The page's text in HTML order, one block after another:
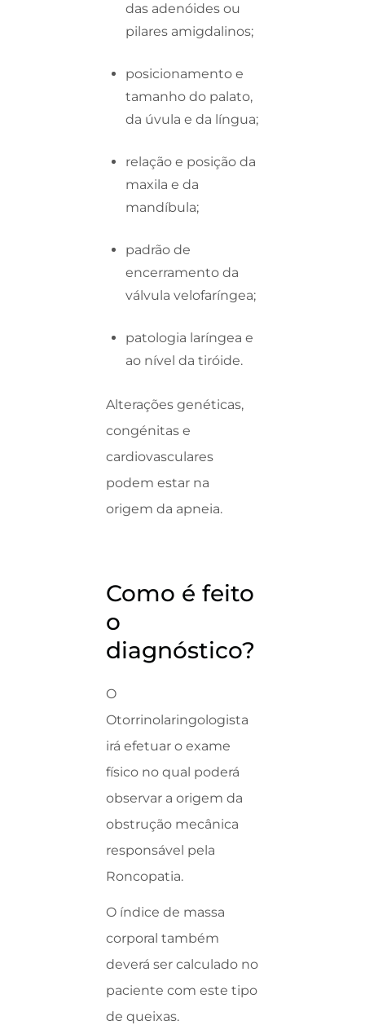
das adenóides ou
pilares amigdalinos;
posicionamento e
tamanho do palato,
da úvula e da língua;
relação e posição da
maxila e da
mandíbula;
padrão de
encerramento da
válvula velofaríngea;
patologia laríngea e
ao nível da tiróide.
Alterações genéticas,
congénitas e
cardiovasculares
podem estar na
origem da apneia.
Como é feito
o
diagnóstico?
O
Otorrinolaringologista
irá efetuar o exame
físico no qual poderá
observar a origem da
obstrução mecânica
responsável pela
Roncopatia.
O índice de massa
corporal também
deverá ser calculado no
paciente com este tipo
de queixas.